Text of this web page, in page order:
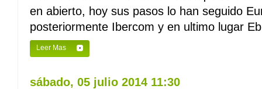
en abierto, hoy sus pasos lo han seguido
posteriormente Ibercom y en ultimo lugar
Leer Mas
sábado, 05 julio 2014 11:30